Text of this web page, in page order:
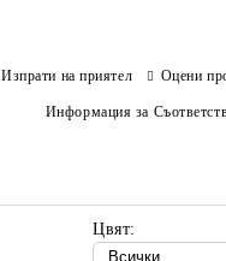
Изпрати на приятел Оцени
Информация за
Цвят: